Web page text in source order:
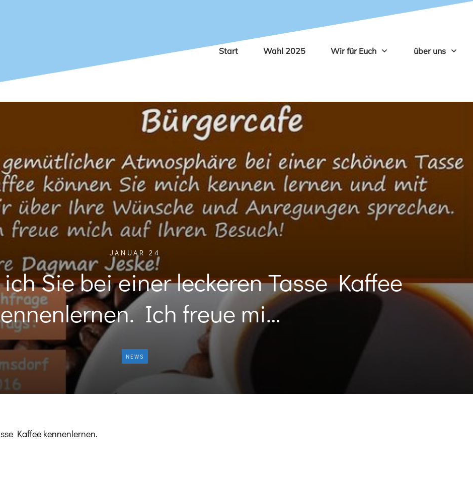
Start Wahl 2025 Wir für Euch über uns
JANUAR 24
Sie bei einer leckeren Tasse Kaffee
Ich freue mi…
NEWS
Kaffee kennenlernen.